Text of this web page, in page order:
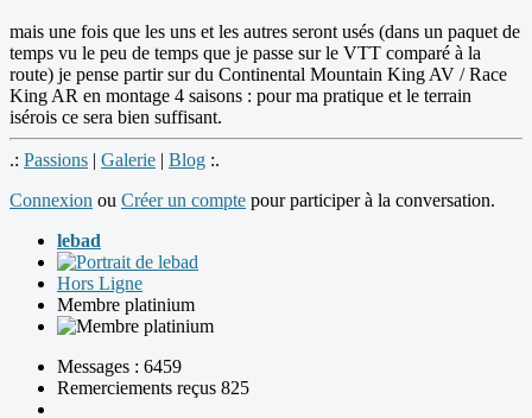
mais une fois que les uns et les autres seront usés (dans un paquet de
temps vu le peu de temps que je passe sur le VTT comparé à la
route) je pense partir sur du Continental Mountain King AV / Race
King AR en montage 4 saisons : pour ma pratique et le terrain
isérois ce sera bien suffisant.
.: Passions | Galerie | Blog :.
Connexion ou Créer un compte pour participer à la conversation.
lebad
Hors Ligne
Membre platinium
Messages : 6459
Remerciements reçus 825